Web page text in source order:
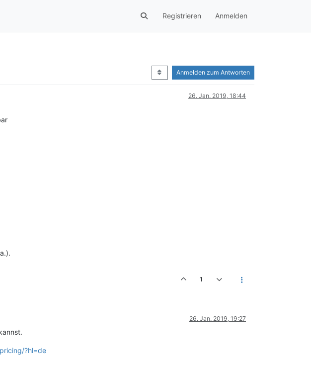
Registrieren Anmelden
Anmelden zum Antworten
26. Jan. 2019, 18:44
1
26. Jan. 2019, 19:27
?hl=de